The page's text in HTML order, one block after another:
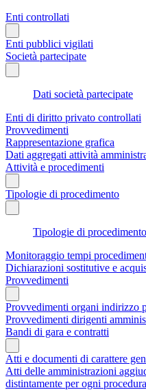
Enti controllati
Enti pubblici vigilati
Società partecipate
Dati società partecipate
Enti di diritto privato controllati
Provvedimenti
Rappresentazione grafica
Dati aggregati attività
Attività e procedimenti
Tipologie di procedimento
Tipologie di procedimento
Monitoraggio tempi
Dichiarazioni sostitutive e
Provvedimenti
Provvedimenti organi indirizzo
Provvedimenti dirigenti
Bandi di gara e contratti
Atti e documenti di carattere
Atti delle amministrazioni
distintamente per ogni procedura